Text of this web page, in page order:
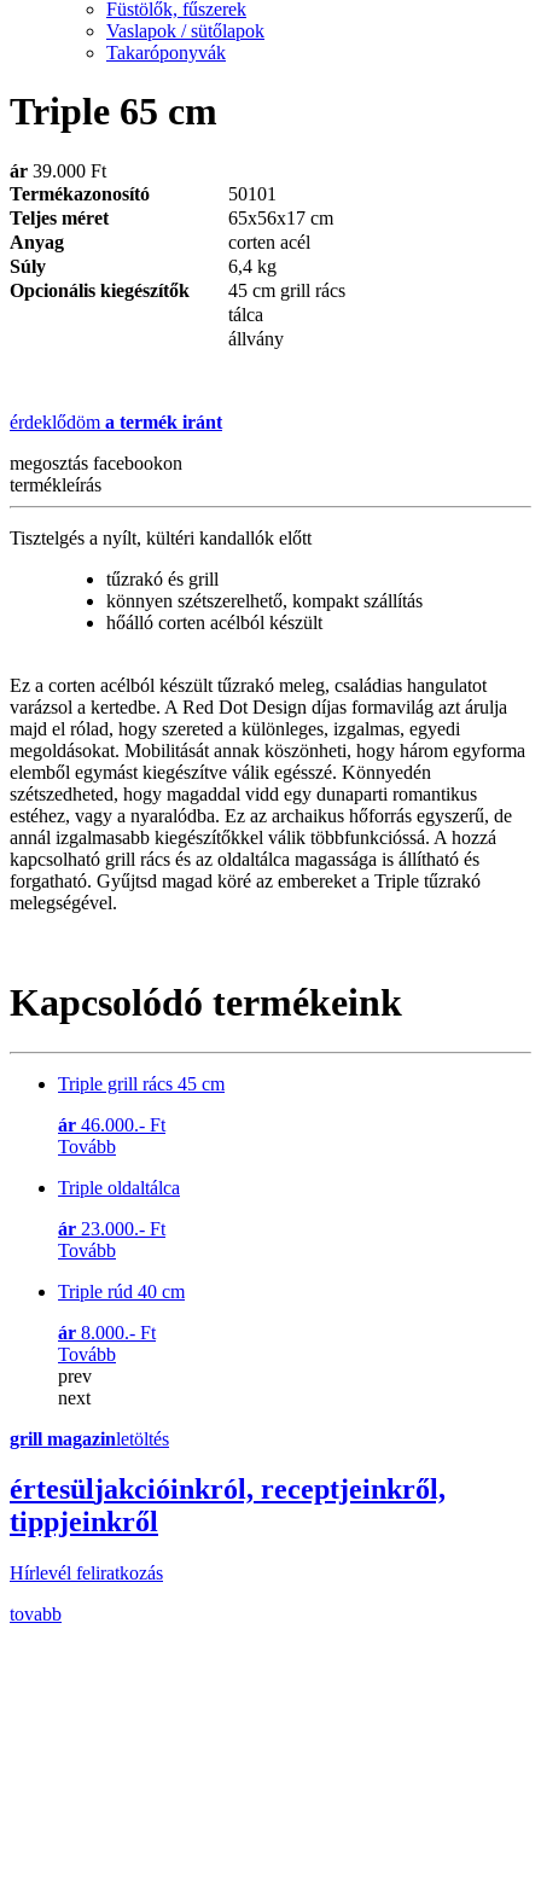
Füstölők, fűszerek
Vaslapok / sütőlapok
Takaróponyvák
Triple 65 cm
ár 39.000 Ft
Termékazonosító
50101
Teljes méret
65x56x17 cm
Anyag
corten acél
Súly
6,4 kg
Opcionális kiegészítők
45 cm grill rács
tálca
állvány
érdeklődöm a termék iránt
megosztás facebookon
termékleírás
Tisztelgés a nyílt, kültéri kandallók előtt
tűzrakó és grill
könnyen szétszerelhető, kompakt szállítás
hőálló corten acélból készült
Ez a corten acélból készült tűzrakó meleg, családias hangulatot
varázsol a kertedbe. A Red Dot Design díjas formavilág azt árulja
majd el rólad, hogy szereted a különleges, izgalmas, egyedi
megoldásokat. Mobilitását annak köszönheti, hogy három egyforma
elemből egymást kiegészítve válik egésszé. Könnyedén
szétszedheted, hogy magaddal vidd egy dunaparti romantikus
estéhez, vagy a nyaralódba. Ez az archaikus hőforrás egyszerű, de
annál izgalmasabb kiegészítőkkel válik többfunkcióssá. A hozzá
kapcsolható grill rács és az oldaltálca magassága is állítható és
forgatható. Gyűjtsd magad köré az embereket a Triple tűzrakó
melegségével.
Kapcsolódó termékeink
Triple grill rács 45 cm
ár 46.000.- Ft
Tovább
Triple oldaltálca
ár 23.000.- Ft
Tovább
Triple rúd 40 cm
ár 8.000.- Ft
Tovább
prev
next
grill magazinletöltés
értesüljakcióinkról, receptjeinkről,
tippjeinkről
Hírlevél feliratkozás
tovabb